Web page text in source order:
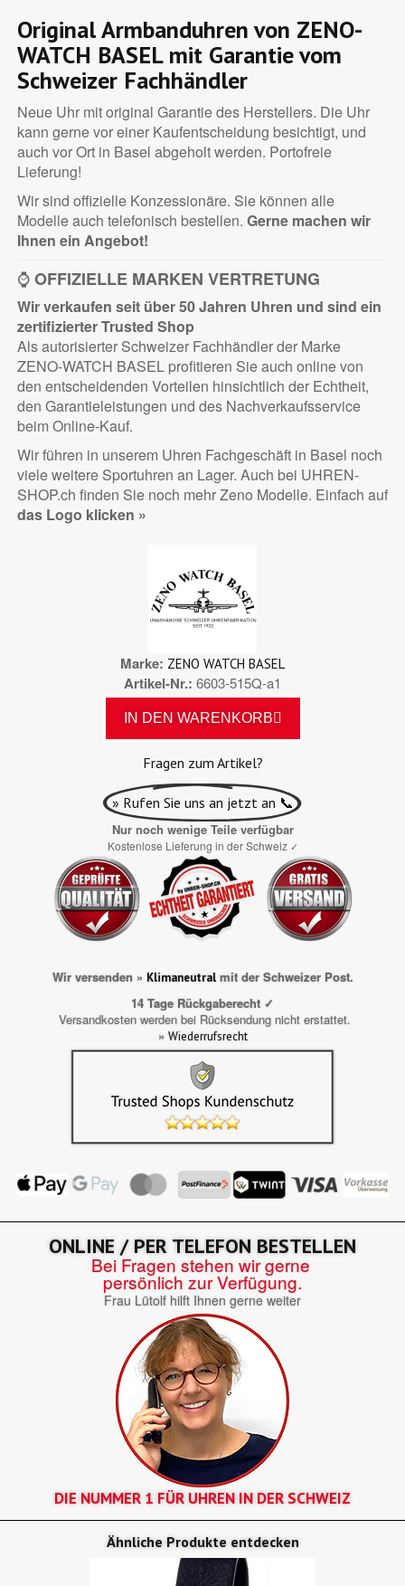
Original Armbanduhren von ZENO-
WATCH BASEL mit Garantie vom
Schweizer Fachhändler
Neue Uhr mit original Garantie des Herstellers. Die Uhr
kann gerne vor einer Kaufentscheidung besichtigt, und
auch vor Ort in Basel abgeholt werden. Portofreie
Lieferung!
Wir sind offizielle Konzessionäre. Sie können alle
Modelle auch telefonisch bestellen. Gerne machen wir
Ihnen ein Angebot!
⌚OFFIZIELLE MARKEN VERTRETUNG
Wir verkaufen seit über 50 Jahren Uhren und sind ein
zertifizierterTrusted Shop
Als autorisierter Schweizer Fachhändler der Marke
ZENO-WATCH BASEL profitieren Sie auch online von
den entscheidenden Vorteilen hinsichtlich der Echtheit,
den Garantieleistungen und des Nachverkaufsservice
beim Online-Kauf.
Wir führen in unserem Uhren Fachgeschäft in Basel noch
viele weitere Sportuhren an Lager. Auch bei UHREN-
SHOP.ch finden Sie noch mehr Zeno Modelle. Einfach auf
das Logo klicken »
Marke ZENO WATCH BASEL
Artikel-Nr. 6603-515Q-a1
IN DEN WARENKORB
Fragen zum Artikel?
» Rufen Sie uns an jetzt an 📞
Nur noch wenige Teile verfügbar
Kostenlose Lieferung in der Schweiz ✓
Wir versenden » Klimaneutralmit der Schweizer Post.
14 Tage Rückgaberecht ✓
Versandkosten werden bei Rücksendung nicht erstattet.
» Wiederrufsrecht
ONLINE / PER TELEFON BESTELLEN
Bei Fragen stehen wir gerne
persönlich zur Verfügung.
Frau Lütolf hilft Ihnen gerne weiter
DIE NUMMER 1 FÜR UHREN IN DER SCHWEIZ
Ähnliche Produkte entdecken